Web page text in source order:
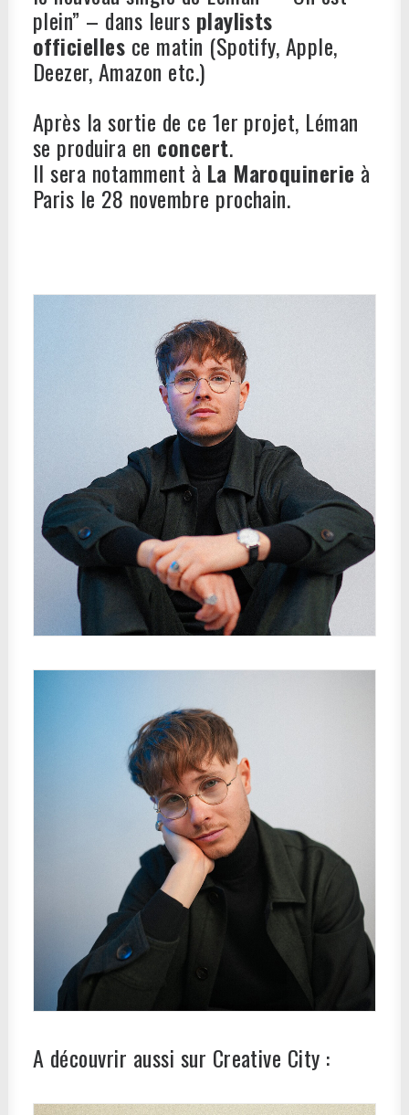
plein” – dans leurs playlists
officielles ce matin (Spotify, Apple,
Deezer, Amazon etc.)
Après la sortie de ce 1er projet, Léman
se produira en concert.
Il sera notamment à La Maroquinerie à
Paris le 28 novembre prochain.
A découvrir aussi sur Creative City :